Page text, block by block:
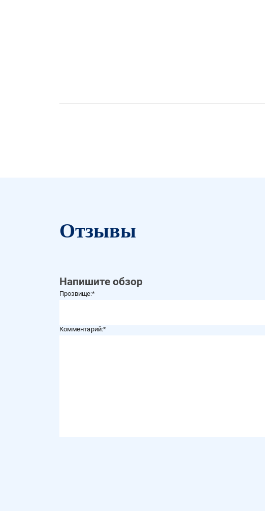
Отзывы
Напишите обзор
Прозвище:
Комментарий: